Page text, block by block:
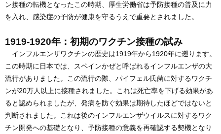
ン接種の転機となったこの時期、厚生労働省は予防接種の普及に力
を入れ、感染症の予防が健康を守るうえで重要とされました。
1919-1920年：初期のワクチン接種の試み
インフルエンザワクチンの歴史は1919年から1920年に遡ります。
この時期に日本では、スペインかぜと呼ばれるインフルエンザの大
流行がありました。この流行の際、パイフェル氏菌に対するワクチ
ンが20万人以上に接種されました。これは死亡率を下げる効果があ
ると認められましたが、発病を防ぐ効果は期待したほどではないと
判断されました。これは後のインフルエンザウイルスに対するワク
チン開発への基礎となり、予防接種の意義を再確認する契機となり